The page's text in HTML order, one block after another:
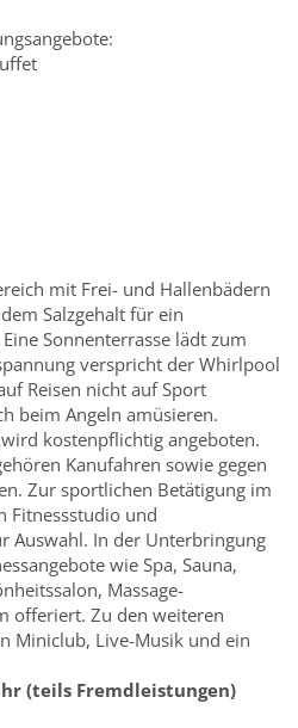
mit Frei- und Hallenbädern
Salzgehalt für ein
Sonnenterrasse lädt zum
verspricht der Whirlpool
Reisen nicht auf Sport
beim Angeln amüsieren.
kostenpflichtig angeboten.
Kanufahren sowie gegen
Zur sportlichen Betätigung im
Fitnessstudio und
Auswahl. In der Unterbringung
wie Spa, Sauna,
Massage-
offeriert. Zu den weiteren
Miniclub, Live-Musik und ein
(teils Fremdleistungen)